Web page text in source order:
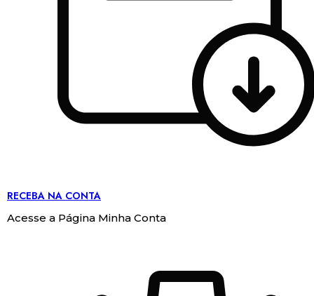
RECEBA NA CONTA
Acesse a Página Minha Conta